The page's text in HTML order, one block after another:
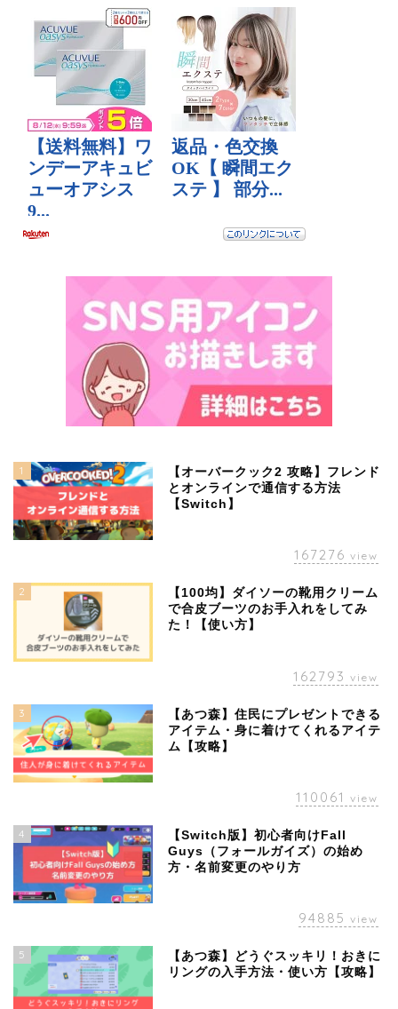
1
【オーバークック2 攻略】フレンド
とオンラインで通信する方法
【Switch】
167276 view
2
【100均】ダイソーの靴用クリーム
で合皮ブーツのお手入れをしてみ
た！【使い方】
162793 view
3
【あつ森】住民にプレゼントできる
アイテム・身に着けてくれるアイテ
ム【攻略】
110061 view
4
【Switch版】初心者向けFall
Guys（フォールガイズ）の始め
方・名前変更のやり方
94885 view
5
【あつ森】どうぐスッキリ！おきに
リングの入手方法・使い方【攻略】